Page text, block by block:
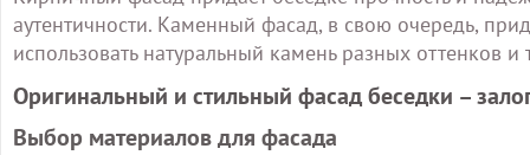
аутентичности. Каменный фасад, в свою очередь,
использовать натуральный камень разных оттенков и
Оригинальный и стильный фасад беседки –
Выбор материалов для фасада